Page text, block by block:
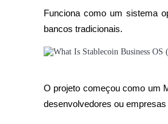
Funciona como um sistema
bancos tradicionais.
O projeto começou como um
desenvolvedores ou